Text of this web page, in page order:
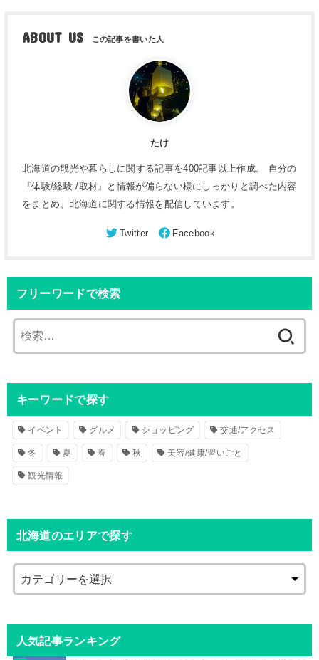
ABOUT US
たけ
北海道の観光や暮らしに関する記事を400記事以上作成。 自分の
『体験/経験 /取材』と情報が偏らない様にしっかりと調べた内容
をまとめ、北海道に関する情報を配信しています。
フリーワードで検索
索
キーワードで探す
イベント グルメ ショッピング 交通/アクセス
冬 夏 春 秋 美容/健康/習いごと
観光情報
北海道のエリアで探す
人気記事ランキング